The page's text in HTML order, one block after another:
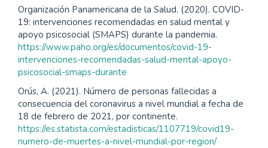
Organización Panamericana de la Salud. (2020). COVID-
19: intervenciones recomendadas en salud mental y
apoyo psicosocial (SMAPS) durante la pandemia.
https://www.paho.org/es/documentos/covid-19-
intervenciones-recomendadas-salud-mental-apoyo-
psicosocial-smaps-durante
Orús, A. (2021). Número de personas fallecidas a
consecuencia del coronavirus a nivel mundial a fecha de
18 de febrero de 2021, por continente.
https://es.statista.com/estadisticas/1107719/covid19-
numero-de-muertes-a-nivel-mundial-por-region/